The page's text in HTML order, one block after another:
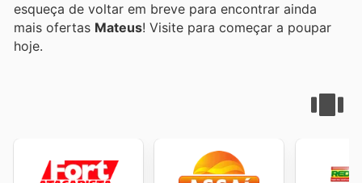
esqueça de voltar em breve para encontrar ainda
mais ofertas Mateus ! Visite para começar a poupar
hoje.